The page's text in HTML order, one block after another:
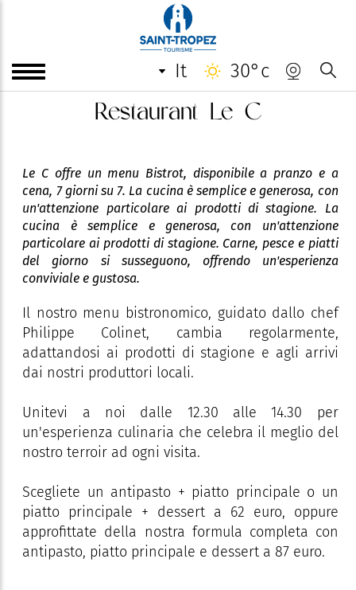
it 30°c
Restaurant Le C
Le C offre un menu Bistrot, disponibile a pranzo e a
cena, 7 giorni su 7. La cucina è semplice e generosa, con
un'attenzione particolare ai prodotti di stagione. La
cucina è semplice e generosa, con un'attenzione
particolare ai prodotti di stagione. Carne, pesce e piatti
del giorno si susseguono, offrendo un'esperienza
conviviale e gustosa.
Il nostro menu bistronomico, guidato dallo chef
Philippe Colinet, cambia regolarmente,
adattandosi ai prodotti di stagione e agli arrivi
dai nostri produttori locali.
Unitevi a noi dalle 12.30 alle 14.30 per
un'esperienza culinaria che celebra il meglio del
nostro terroir ad ogni visita.
Scegliete un antipasto + piatto principale o un
piatto principale + dessert a 62 euro, oppure
approfittate della nostra formula completa con
antipasto, piatto principale e dessert a 87 euro.